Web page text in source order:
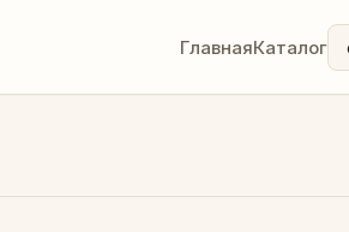
ГлавнаяКаталог